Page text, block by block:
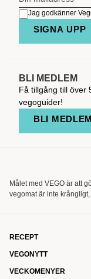
Jag godkänner
SIGNA UPP
BLI MEDLEM
Få tillgång till över
vegoguider!
BLI
Målet med VEGO är att
vegomat är inte
RECEPT
VEGONYTT
VECKOMENYER